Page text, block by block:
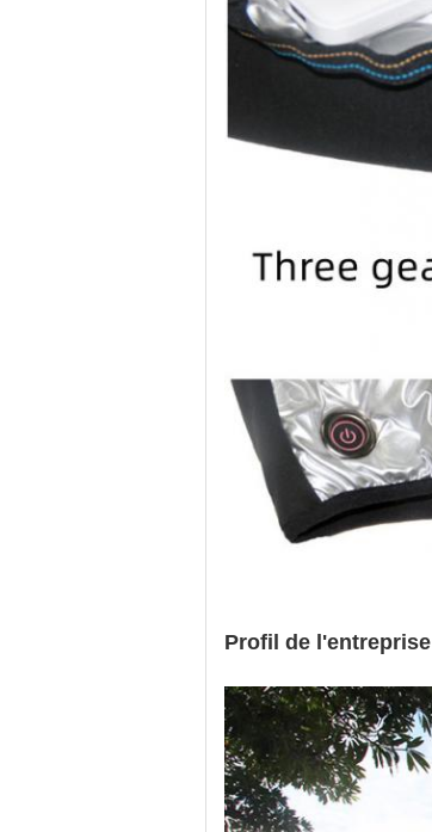
Profil de l'entreprise